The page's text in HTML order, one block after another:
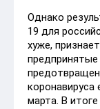
Однако
19 для
хуже,
коронавируса
марта. В